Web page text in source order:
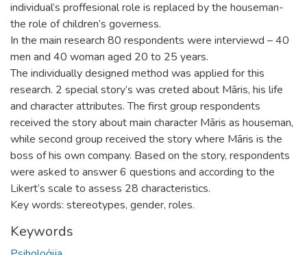
individual’s proffesional role is replaced by the houseman-
the role of children’s governess.
In the main research 80 respondents were interviewd – 40
men and 40 woman aged 20 to 25 years.
The individually designed method was applied for this
research. 2 special story’s was creted about Māris, his life
and character attributes. The first group respondents
received the story about main character Māris as houseman,
while second group received the story where Māris is the
boss of his own company. Based on the story, respondents
were asked to answer 6 questions and according to the
Likert’s scale to assess 28 characteristics.
Key words: stereotypes, gender, roles.
Keywords